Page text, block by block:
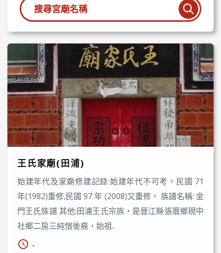
王氏家廟(田浦)
始建年代及家廟修建記錄:始建年代不可考。民國 71
年(1982)重修,民國 97 年 (2008)又重修。 族譜名稱: 金
門王氏族譜 其他:田浦王氏宗族，是晉江縣張厝鄉現中
社鄉二房三純愷後裔，始祖..
-